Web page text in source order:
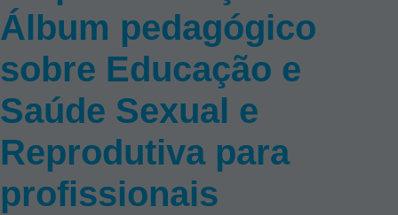
Álbum pedagógico
sobre Educação e
Saúde Sexual e
Reprodutiva para
profissionais